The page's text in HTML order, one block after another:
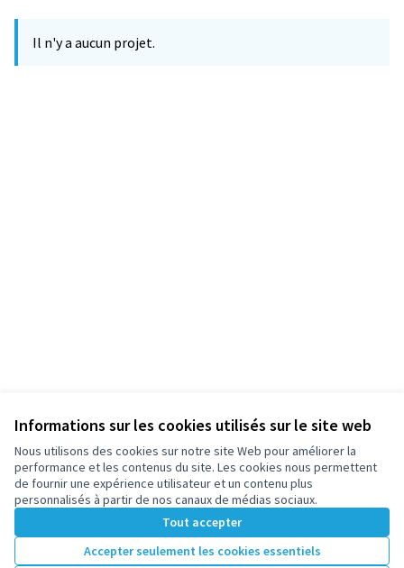
Informations sur les cookies utilisés sur le site web
Nous utilisons des cookies sur notre site Web pour améliorer la
performance et les contenus du site. Les cookies nous permettent
de fournir une expérience utilisateur et un contenu plus
personnalisés à partir de nos canaux de médias sociaux.
Tout accepter
Accepter seulement les cookies essentiels
Il n'y a aucun projet.